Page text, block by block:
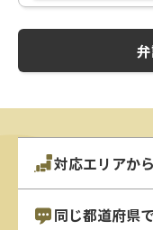
対応エリアか
同じ都道府県